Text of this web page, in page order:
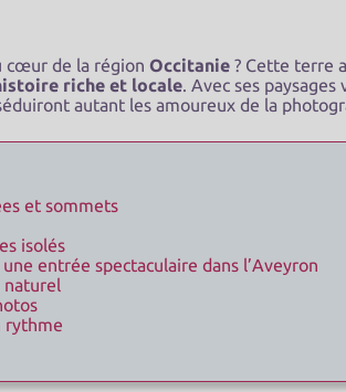
cœur de la région Occitanie ? Cette terre
riche et locale . Avec ses
autant les amoureux de la
et sommets
isolés
entrée spectaculaire dans l’Aveyron
naturel
rythme